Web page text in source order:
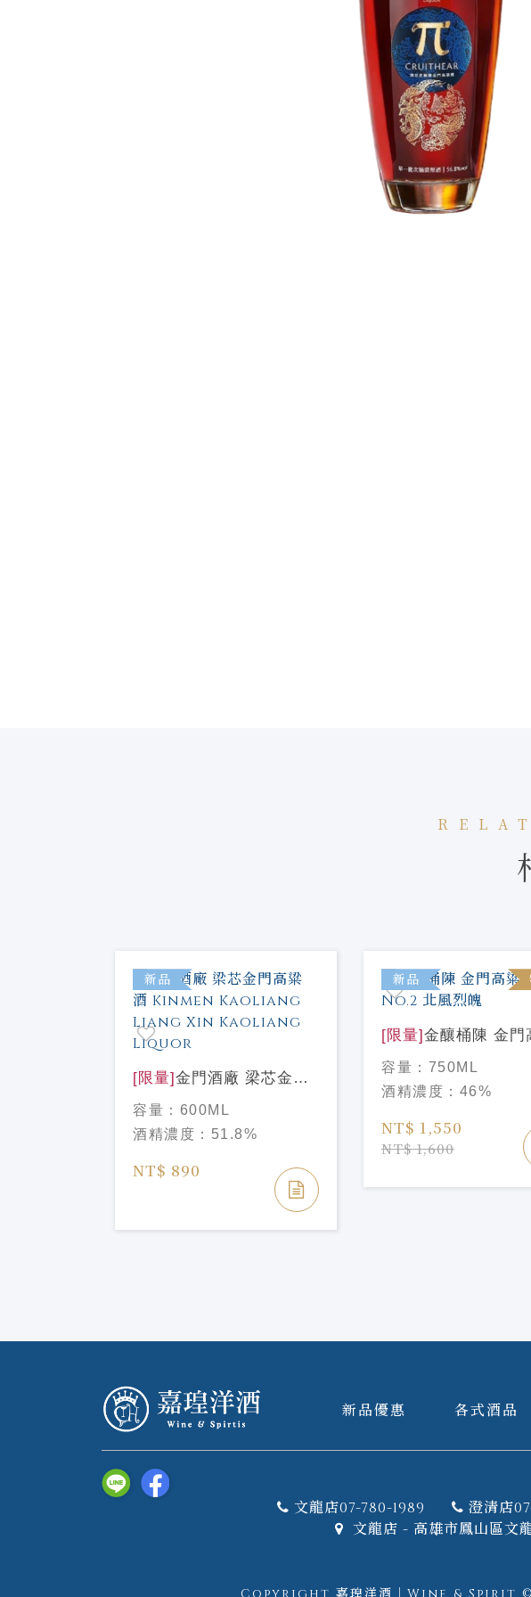
新品
[限量] 金門酒廠 梁芯金門
高粱酒 Kinmen Kaoliang
Liang Xin Kaoliang
Liquor
容量： 600ML
酒精濃度： 51.8%
NT$ 890
新品
[限量] 金釀桶陳 金門
酒 No.2 北風烈魄
容量： 750ML
酒精濃度： 46%
NT$ 1,550
NT$ 1,600
新品優惠 各式酒品
文龍店07-780-1989 澄清店
文龍店 - 高雄市鳳山區文